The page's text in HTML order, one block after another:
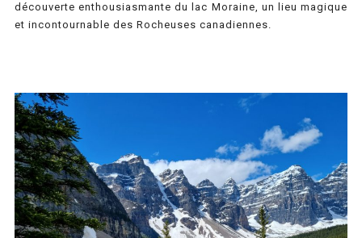
découverte enthousiasmante du lac Moraine, un lieu magique
et incontournable des Rocheuses canadiennes.